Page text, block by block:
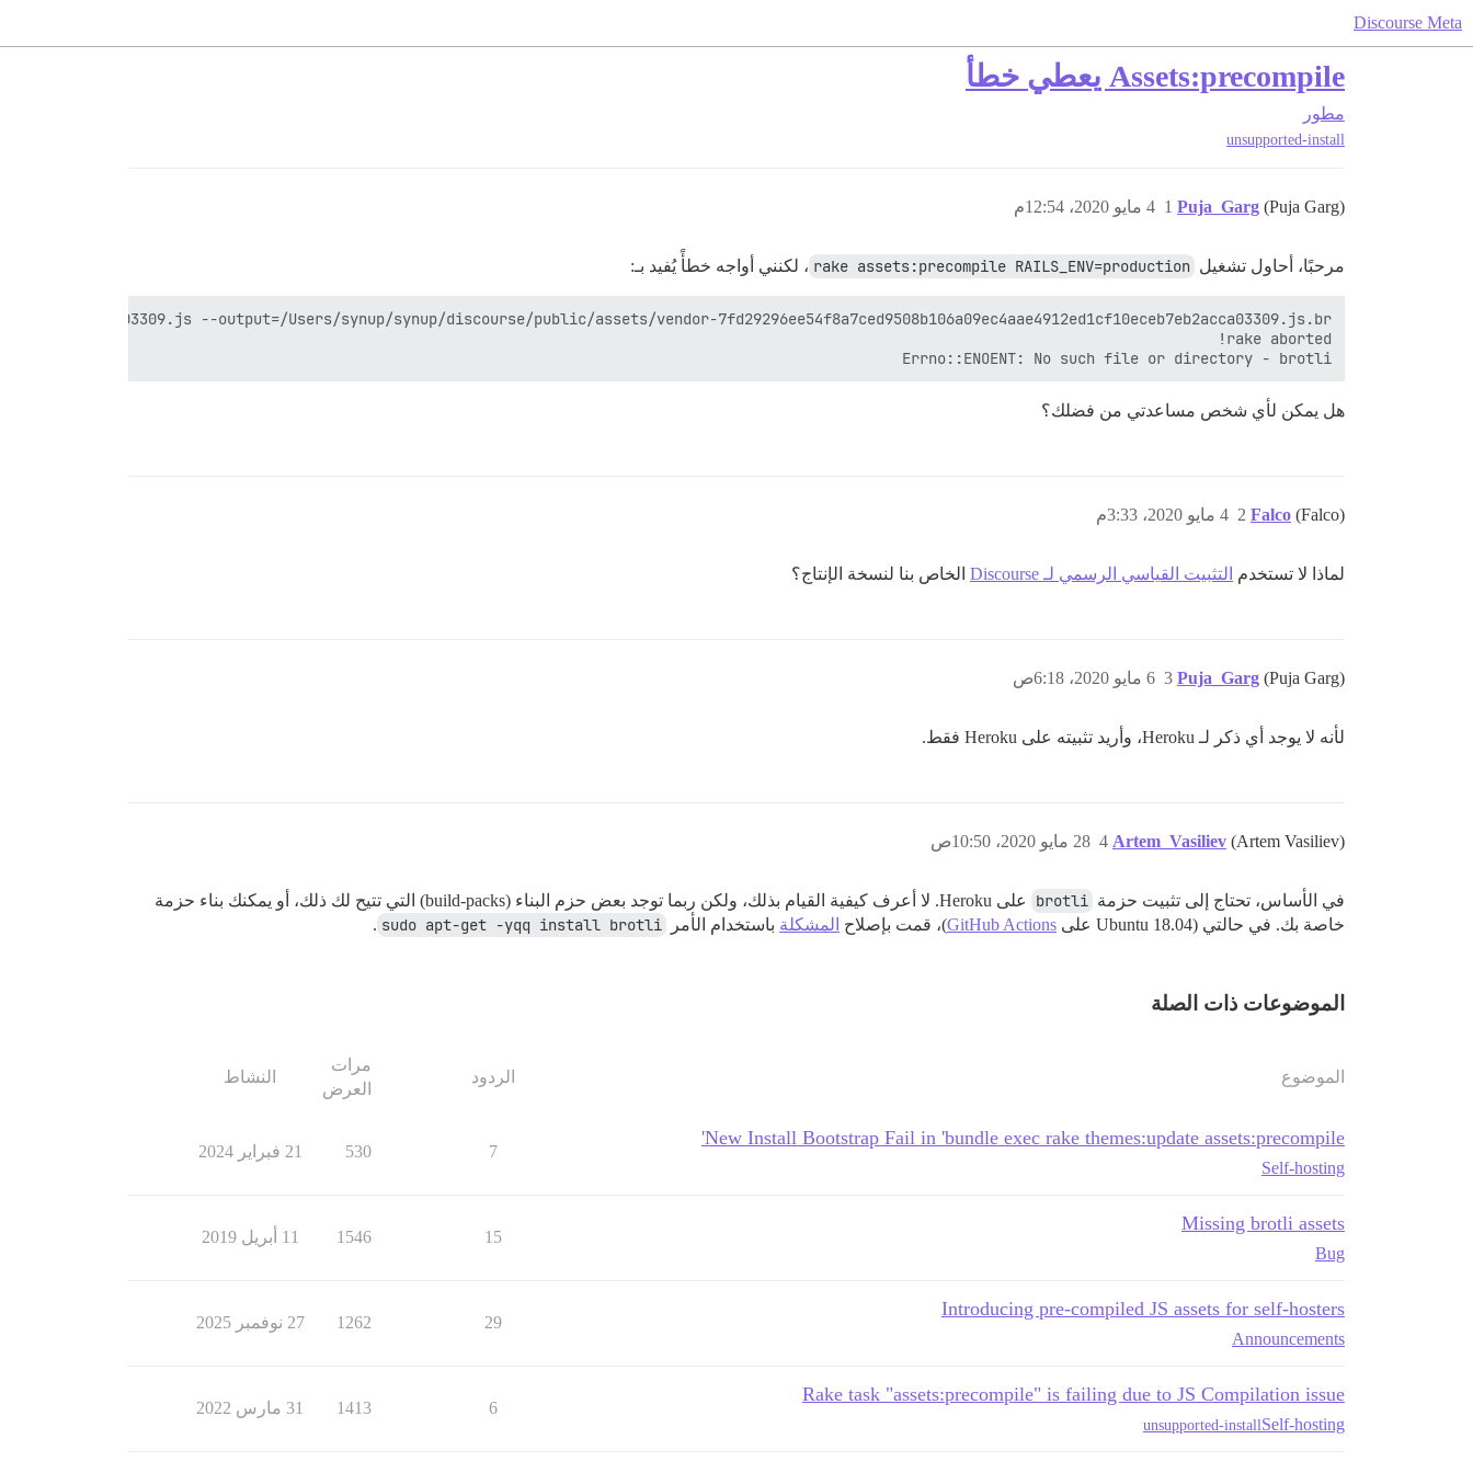
Discourse Meta
Assets:precompile يعطي خطأ
مطور
unsupported-install
Puja_Garg (Puja Garg) 4 مايو 2020، 12:54م 1
مرحبًا، أحاول تشغيل rake assets:precompile RAILS_ENV=production ، لكنني أواجه خطأً يُفيد بـ:
Errno::ENOENT: No such file or directory - brotli
هل يمكن لأي شخص مساعدتي من فضلك؟
Falco (Falco) 4 مايو 2020، 3:33م 2
لماذا لا تستخدم التثبيت القياسي الرسمي لـ Discourse الخاص بنا لنسخة الإنتاج؟
Puja_Garg (Puja Garg) 6 مايو 2020، 6:18ص 3
لأنه لا يوجد أي ذكر لـ Heroku، وأريد تثبيته على Heroku فقط.
Artem_Vasiliev (Artem Vasiliev) 28 مايو 2020، 10:50ص 4
في الأساس، تحتاج إلى تثبيت حزمة brotli
على Heroku. لا أعرف كيفية القيام بذلك، ولكن ربما توجد بعض حزم البناء (build-packs) التي تتيح لك ذلك، أو يمكنك بناء حزمة
خاصة بك. في حالتي (Ubuntu 18.04 على
GitHub Actions)، قمت بإصلاح المشكلة باستخدام الأمر sudo apt-get -yqq install brotli
.
الموضوعات ذات الصلة
الموضوع الردود
مرات
العرض
النشاط
New Install Bootstrap Fail in 'bundle exec rake themes:update assets:precompile'
Self-hosting
7
530 21 فبراير 2024
Missing brotli assets
Bug
15
1546 11 أبريل 2019
Introducing pre-compiled JS assets for self-hosters
Announcements
29
1262 27 نوفمبر 2025
Rake task "assets:precompile" is failing due to JS Compilation issue
Self-hosting
unsupported-install
6
1413 31 مارس 2022